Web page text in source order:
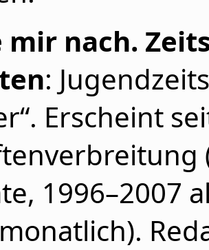
mir nach.
:
Erscheint
1996–2007